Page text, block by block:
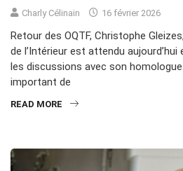
Charly Célinain 16 février 2026
Retour des OQTF, Christophe
de l’Intérieur est attendu aujourd’hui
les discussions avec son
important de
READ MORE